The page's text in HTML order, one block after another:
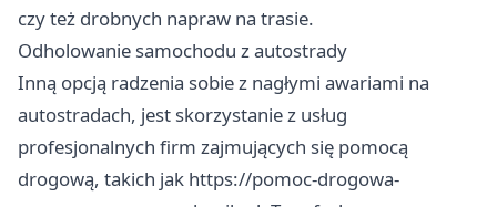
czy też drobnych napraw na trasie.
Odholowanie samochodu z autostrady
Inną opcją radzenia sobie z nagłymi awariami na
autostradach, jest skorzystanie z usług
profesjonalnych firm zajmujących się pomocą
drogową, takich jak https://pomoc-drogowa-